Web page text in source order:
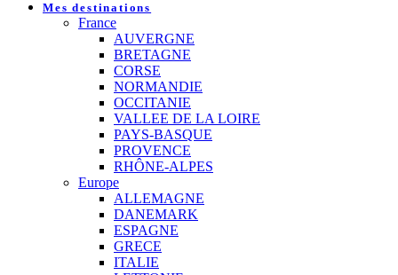
Mes destinations
France
AUVERGNE
BRETAGNE
CORSE
NORMANDIE
OCCITANIE
VALLEE DE LA LOIRE
PAYS-BASQUE
PROVENCE
RHÔNE-ALPES
Europe
ALLEMAGNE
DANEMARK
ESPAGNE
GRECE
ITALIE